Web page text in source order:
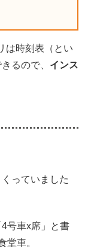
は時刻表（とい
るので、 インス
っていました
号車x席」と書
堂車。